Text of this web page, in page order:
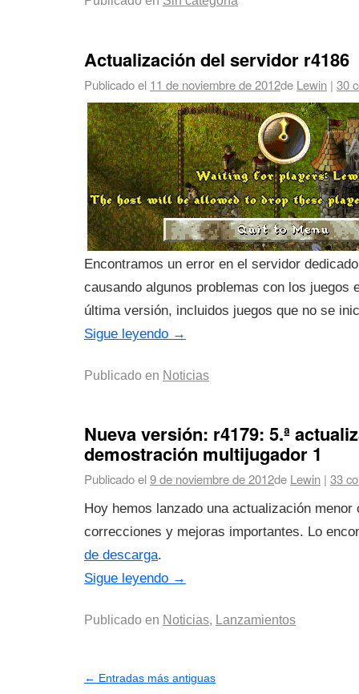
Actualización del servidor r4186
Publicado el 11 de noviembre de 2012de Lewin | 30
Encontramos un error en el servidor
causando algunos problemas con los juegos
última versión, incluidos juegos que no se
Sigue leyendo →
Publicado en Noticias
Nueva versión: r4179: 5.ª
demostración multijugador 1
Publicado el9 de noviembre de 2012de Lewin | 33
Hoy hemos lanzado una actualización menor
correcciones y mejoras importantes. Lo
de descarga.
Sigue leyendo →
Publicado en Noticias, Lanzamientos
← Entradas más antiguas